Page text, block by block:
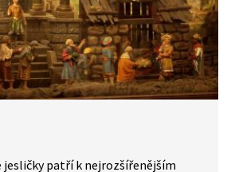
patří k nejrozšířenějším